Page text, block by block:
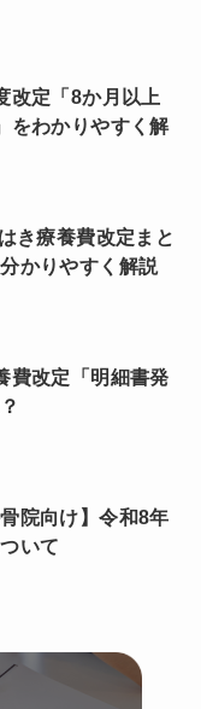
改定「8か月以上
をわかりやすく解
き療養費改定まと
かりやすく解説
費改定「明細書発
骨院向け】令和8年
いて